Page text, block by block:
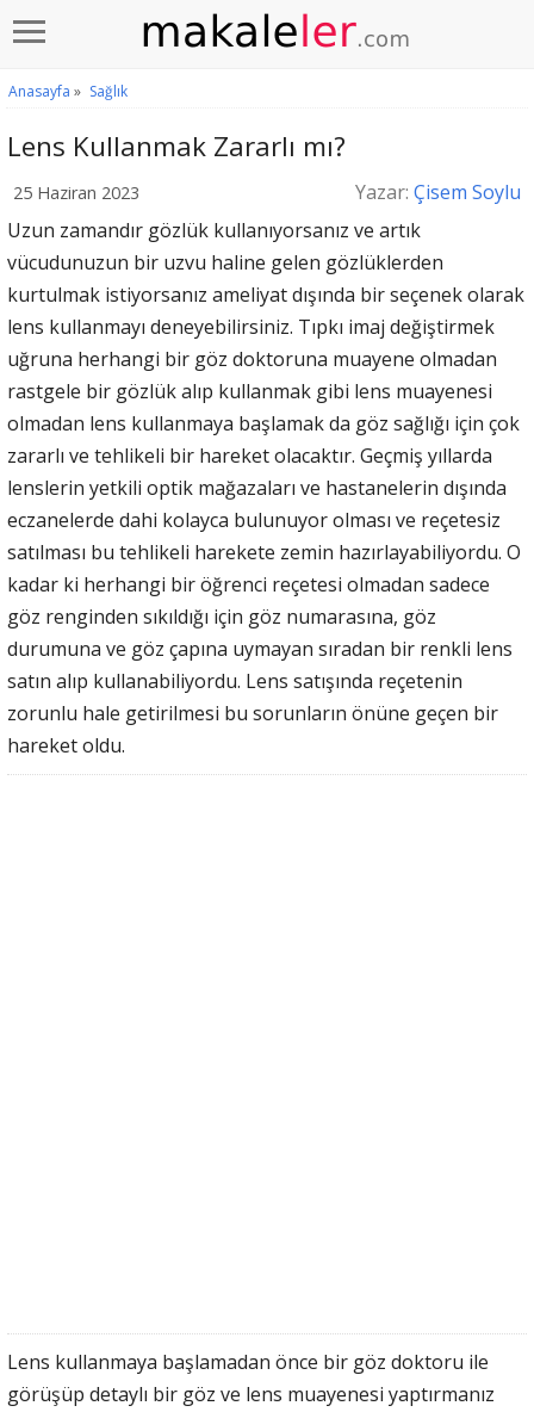
Anasayfa » Sağlık
Lens Kullanmak Zararlı mı?
25 Haziran 2023 Yazar: Çisem Soylu
Uzun zamandır gözlük kullanıyorsanız ve artık
vücudunuzun bir uzvu haline gelen gözlüklerden
kurtulmak istiyorsanız ameliyat dışında bir seçenek olarak
lens kullanmayı deneyebilirsiniz. Tıpkı imaj değiştirmek
uğruna herhangi bir göz doktoruna muayene olmadan
rastgele bir gözlük alıp kullanmak gibi lens muayenesi
olmadan lens kullanmaya başlamak da göz sağlığı için çok
zararlı ve tehlikeli bir hareket olacaktır. Geçmiş yıllarda
lenslerin yetkili optik mağazaları ve hastanelerin dışında
eczanelerde dahi kolayca bulunuyor olması ve reçetesiz
satılması bu tehlikeli harekete zemin hazırlayabiliyordu. O
kadar ki herhangi bir öğrenci reçetesi olmadan sadece
göz renginden sıkıldığı için göz numarasına, göz
durumuna ve göz çapına uymayan sıradan bir renkli lens
satın alıp kullanabiliyordu. Lens satışında reçetenin
zorunlu hale getirilmesi bu sorunların önüne geçen bir
hareket oldu.
Lens kullanmaya başlamadan önce bir göz doktoru ile
görüşüp detaylı bir göz ve lens muayenesi yaptırmanız